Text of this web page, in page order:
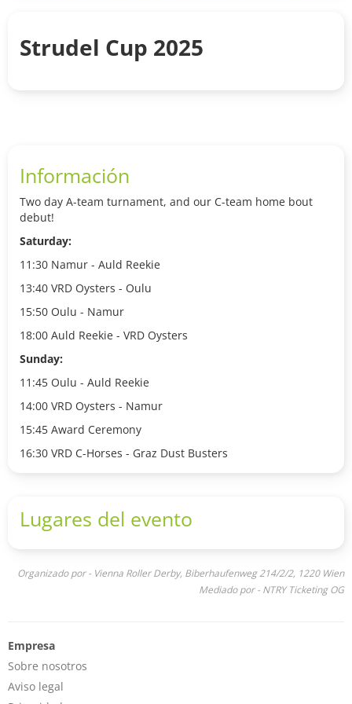
Strudel Cup 2025
Información
Two day A-team turnament, and our C-team home bout
debut!
Saturday:
11:30 Namur - Auld Reekie
13:40 VRD Oysters - Oulu
15:50 Oulu - Namur
18:00 Auld Reekie - VRD Oysters
Sunday:
11:45 Oulu - Auld Reekie
14:00 VRD Oysters - Namur
15:45 Award Ceremony
16:30 VRD C-Horses - Graz Dust Busters
Lugares del evento
Organizado por - Vienna Roller Derby, Biberhaufenweg 214/2/2, 1220 Wien
Mediado por - NTRY Ticketing OG
Empresa
Sobre nosotros
Aviso legal